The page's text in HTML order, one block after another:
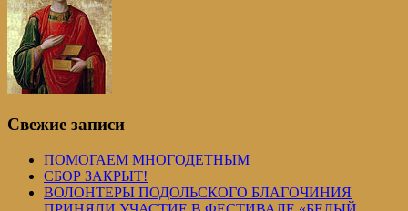
Свежие записи
ПОМОГАЕМ МНОГОДЕТНЫМ
СБОР ЗАКРЫТ!
ВОЛОНТЕРЫ ПОДОЛЬСКОГО БЛАГОЧИНИЯ